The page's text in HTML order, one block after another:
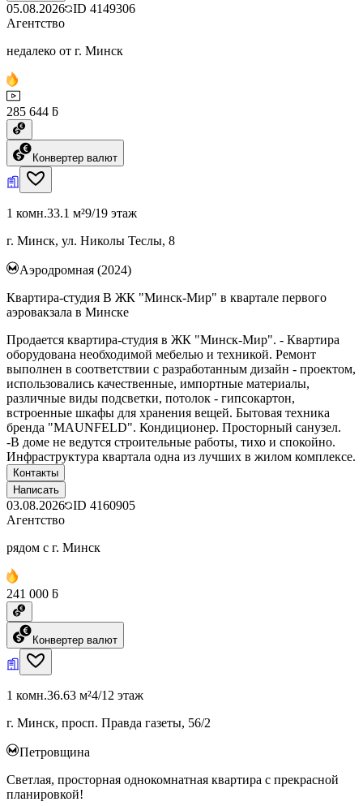
05.08.2026 ID 4149306
Агентство
недалеко от г. Минск
285 644 ƃ
Конвертер валют
1 комн.33.1 м²9/19 этаж
г. Минск, ул. Николы Теслы, 8
Аэродромная (2024)
Квартира-студия В ЖК "Минск-Мир" в квартале первого
аэровакзала в Минске
Продается квартира-студия в ЖК "Минск-Мир". - Квартира
оборудована необходимой мебелью и техникой. Ремонт
выполнен в соответствии с разработанным дизайн - проектом,
использовались качественные, импортные материалы,
различные виды подсветки, потолок - гипсокартон,
встроенные шкафы для хранения вещей. Бытовая техника
бренда "MAUNFELD". Кондиционер. Просторный санузел.
-В доме не ведутся строительные работы, тихо и спокойно.
Инфраструктура квартала одна из лучших в жилом комплексе.
Контакты
Написать
03.08.2026 ID 4160905
Агентство
рядом с г. Минск
241 000 ƃ
Конвертер валют
1 комн.36.63 м²4/12 этаж
г. Минск, просп. Правда газеты, 56/2
Петровщина
Светлая, просторная однокомнатная квартира с прекрасной
планировкой!